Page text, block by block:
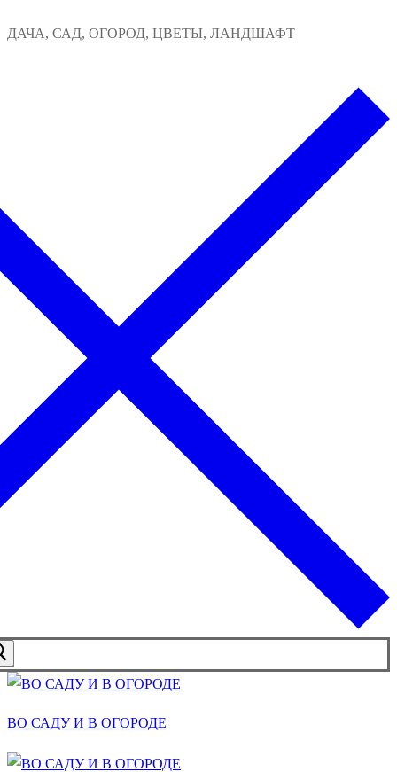
к
ДАЧА, САД, ОГОРОД, ЦВЕТЫ, ЛАНДШАФТ
ВО САДУ И В ОГОРОДЕ